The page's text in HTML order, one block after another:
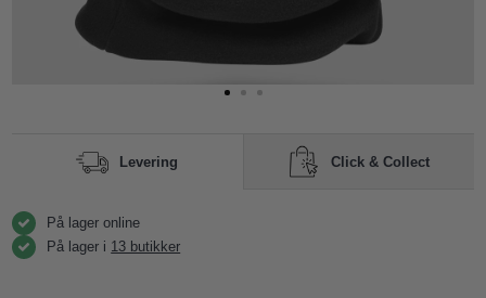
Levering Click & Collect
På lager online
På lager i 13 butikker